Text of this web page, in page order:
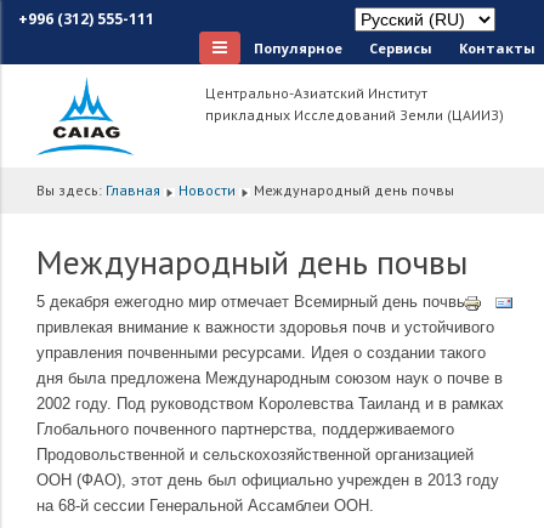
+996 (312) 555-111
Популярное Сервисы Контакты
Центрально-Азиатский Институт
прикладных Исследований Земли (ЦАИИЗ)
Вы здесь: Главная Новости Международный день почвы
Международный день почвы
5 декабря ежегодно мир отмечает Всемирный день почвы,
привлекая внимание к важности здоровья почв и устойчивого
управления почвенными ресурсами. Идея о создании такого
дня была предложена Международным союзом наук о почве в
2002 году. Под руководством Королевства Таиланд и в рамках
Глобального почвенного партнерства, поддерживаемого
Продовольственной и сельскохозяйственной организацией
ООН (ФАО), этот день был официально учрежден в 2013 году
на 68-й сессии Генеральной Ассамблеи ООН.